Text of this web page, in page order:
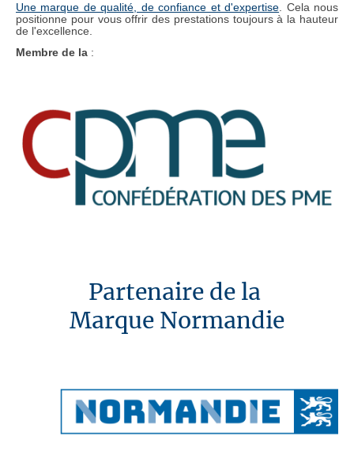
Une marque de qualité, de confiance et d'expertise . Cela nous
positionne pour vous offrir des prestations toujours à la hauteur
de l'excellence.
Membre de la :
Partenaire de la
Marque Normandie